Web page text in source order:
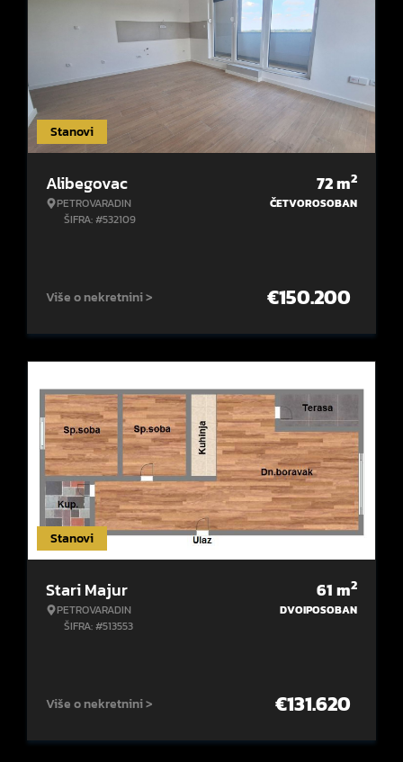
Stanovi
Alibegovac
PETROVARADIN
ŠIFRA: #532109
72m2
ČETVOROSOBAN
Više o nekretnini > €150.200
Stanovi
Stari Majur
PETROVARADIN
ŠIFRA: #513553
61m2
DVOIPOSOBAN
Više o nekretnini > €131.620